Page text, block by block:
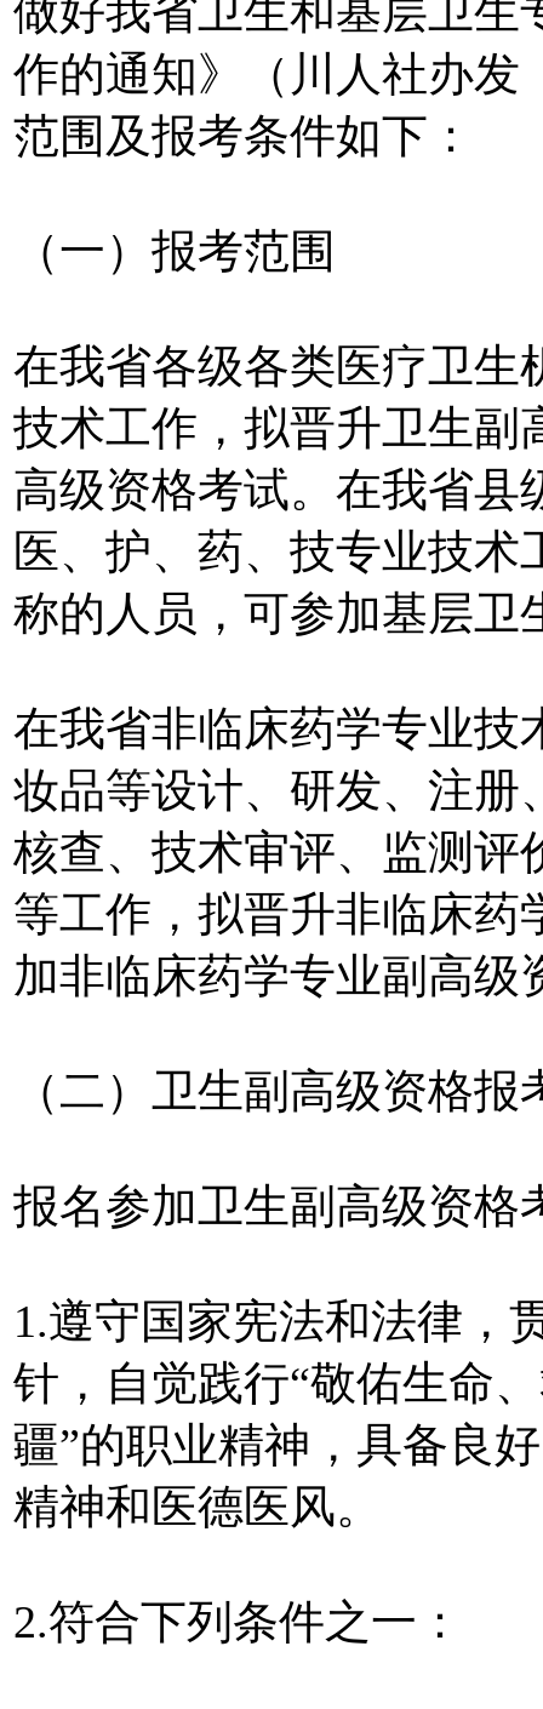
做好我省卫生和基层卫生
作的通知》（川人社办发
范围及报考条件如下：
（一）报考范围
在我省各级各类医疗卫生
技术工作，拟晋升卫生副
高级资格考试。在我省县
医、护、药、技专业技
称的人员，可参加基层卫
在我省非临床药学专业技
妆品等设计、研发、注册
核查、技术审评、监测评
等工作，拟晋升非临床药
加非临床药学专业副高级
（二）卫生副高级资格报
报名参加卫生副高级资格
1.遵守国家宪法和法律，
针，自觉践行“敬佑生命
疆”的职业精神，具备良
精神和医德医风。
2.符合下列条件之一：